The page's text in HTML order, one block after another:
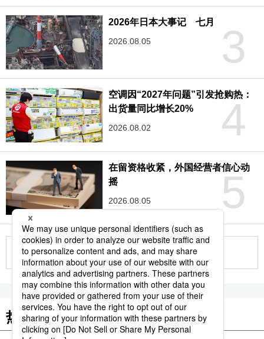
3
2026年日本大事记 七月
2026.08.05
4
空调因“2027年问题”引发抢购热：
出货量同比增长20%
2026.08.02
5
在留资格收紧，外国经营者信心动
摇
2026.08.05
更多
热门关键词